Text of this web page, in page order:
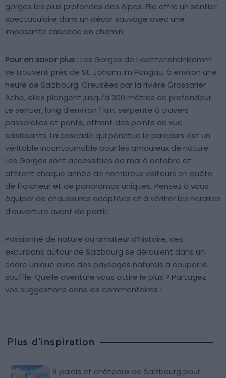
gorges les plus profondes des Alpes. Elle offre un sentier
spectaculaire dans un décor sauvage avec une
imposante cascade en chemin.
Pour en savoir plus : Les Gorges de Liechtensteinklamm
se trouvent près de St. Johann im Pongau, à environ une
heure de Salzbourg. Creusées par la rivière Grossarler
Ache, elles plongent jusqu’à 300 mètres de profondeur.
Le sentier, long d’environ 1 km, serpente à travers
passerelles et ponts, offrant des points de vue
saisissants. La cascade qui ponctue le parcours est un
véritable incontournable pour les amoureux de nature.
Les Gorges sont accessibles de mai à octobre et
attirent chaque année de nombreux visiteurs en quête
de fraîcheur et de panoramas uniques. Pensez à vous
équiper de chaussures adaptées et à vérifier les horaires
d’ouverture avant de partir.
Passionné de nature ou amateur d’histoire, ces
excursions autour de Salzbourg se déroulent dans un
cadre unique avec des paysages naturels à couper le
souffle. Quelle aventure vous attire le plus ? Partagez
vos suggestions dans les commentaires !
Plus d'inspiration
8 palais et châteaux de Salzbourg pour